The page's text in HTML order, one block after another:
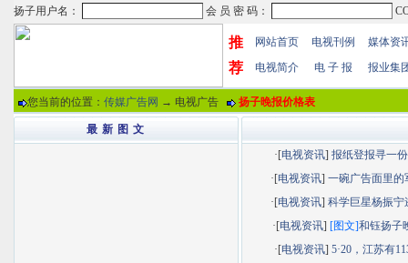
推
荐
网站首页 电视刊例
媒体资
电视简介
电 子 报 报业集
您当前的位置： 传媒广告网 → 电视广告 扬子晚报价格表
·[电视资讯] 报纸登报寻一份
·[电视资讯]一碗广告面里的
·[电视资讯]科学巨星杨振宁
·[电视资讯] [图文]和钰扬子
·[电视资讯]5·20，江苏有
最 新 图 文